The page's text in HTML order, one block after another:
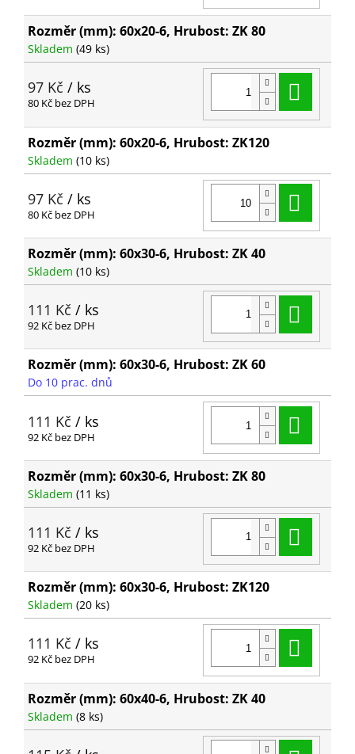
Rozměr (mm): 60x20-6, Hrubost: ZK 80
Skladem (49 ks)
97 Kč / ks
80 Kč bez DPH
Rozměr (mm): 60x20-6, Hrubost: ZK120
Skladem (10 ks)
97 Kč / ks
80 Kč bez DPH
Rozměr (mm): 60x30-6, Hrubost: ZK 40
Skladem (10 ks)
111 Kč / ks
92 Kč bez DPH
Rozměr (mm): 60x30-6, Hrubost: ZK 60
Do 10 prac. dnů
111 Kč / ks
92 Kč bez DPH
Rozměr (mm): 60x30-6, Hrubost: ZK 80
Skladem (11 ks)
111 Kč / ks
92 Kč bez DPH
Rozměr (mm): 60x30-6, Hrubost: ZK120
Skladem (20 ks)
111 Kč / ks
92 Kč bez DPH
Rozměr (mm): 60x40-6, Hrubost: ZK 40
Skladem (8 ks)